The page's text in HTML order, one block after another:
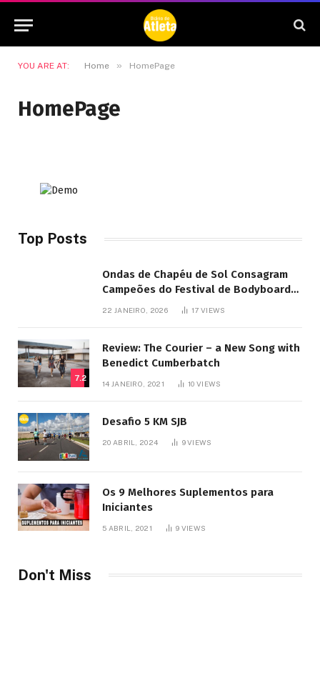
YOU ARE AT: Home » HomePage
HomePage
Top Posts
Ondas de Chapéu de Sol Consagram
Campeões do Festival de Bodyboard
22 JANEIRO, 2026 17VIEWS
7.2
Review: The Courier – a New Song with
Benedict Cumberbatch
14 JANEIRO, 2021 10VIEWS
Desafio 5 KM SJB
20 ABRIL, 2024 9VIEWS
Os 9 Melhores Suplementos para
Iniciantes
5 ABRIL, 2021 9 VIEWS
Don't Miss